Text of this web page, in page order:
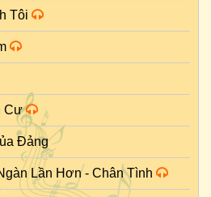
Tôi
Cư
Đảng
Lần Hơn - Chân Tình